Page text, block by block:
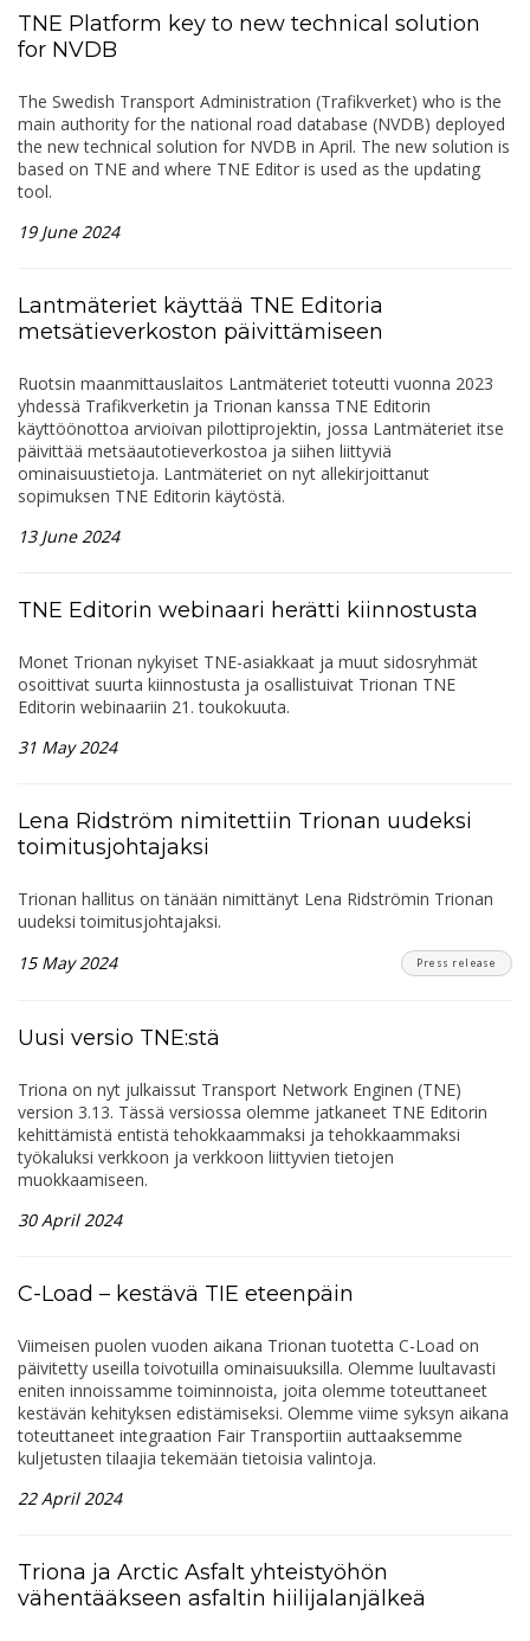
TNE Platform key to new technical solution
for NVDB
The Swedish Transport Administration (Trafikverket) who is the
main authority for the national road database (NVDB) deployed
the new technical solution for NVDB in April. The new solution is
based on TNE and where TNE Editor is used as the updating
tool.
19 June 2024
Lantmäteriet käyttää TNE Editoria
metsätieverkoston päivittämiseen
Ruotsin maanmittauslaitos Lantmäteriet toteutti vuonna 2023
yhdessä Trafikverketin ja Trionan kanssa TNE Editorin
käyttöönottoa arvioivan pilottiprojektin, jossa Lantmäteriet itse
päivittää metsäautotieverkostoa ja siihen liittyviä
ominaisuustietoja. Lantmäteriet on nyt allekirjoittanut
sopimuksen TNE Editorin käytöstä.
13 June 2024
TNE Editorin webinaari herätti kiinnostusta
Monet Trionan nykyiset TNE-asiakkaat ja muut sidosryhmät
osoittivat suurta kiinnostusta ja osallistuivat Trionan TNE
Editorin webinaariin 21. toukokuuta.
31 May 2024
Lena Ridström nimitettiin Trionan uudeksi
toimitusjohtajaksi
Trionan hallitus on tänään nimittänyt Lena Ridströmin Trionan
uudeksi toimitusjohtajaksi.
15 May 2024
Press release
Uusi versio TNE:stä
Triona on nyt julkaissut Transport Network Enginen (TNE)
version 3.13. Tässä versiossa olemme jatkaneet TNE Editorin
kehittämistä entistä tehokkaammaksi ja tehokkaammaksi
työkaluksi verkkoon ja verkkoon liittyvien tietojen
muokkaamiseen.
30 April 2024
C-Load – kestävä TIE eteenpäin
Viimeisen puolen vuoden aikana Trionan tuotetta C-Load on
päivitetty useilla toivotuilla ominaisuuksilla. Olemme luultavasti
eniten innoissamme toiminnoista, joita olemme toteuttaneet
kestävän kehityksen edistämiseksi. Olemme viime syksyn aikana
toteuttaneet integraation Fair Transportiin auttaaksemme
kuljetusten tilaajia tekemään tietoisia valintoja.
22 April 2024
Triona ja Arctic Asfalt yhteistyöhön
vähentääkseen asfaltin hiilijalanjälkeä